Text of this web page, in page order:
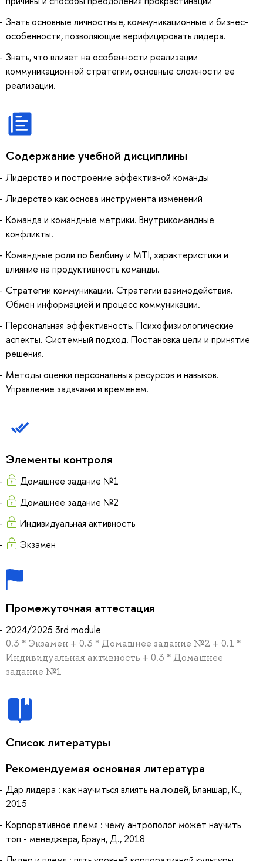
Знать основные личностные, коммуникационные и бизнес-
особенности, позволяющие верифицировать лидера.
Знать, что влияет на особенности реализации
коммуникационной стратегии, основные сложности ее
реализации.
Содержание учебной дисциплины
Лидерство и построение эффективной команды
Лидерство как основа инструмента изменений
Команда и командные метрики. Внутрикомандные
конфликты.
Командные роли по Белбину и MTI, характеристики и
влияние на продуктивность команды.
Стратегии коммуникации. Стратегии взаимодействия.
Обмен информацией и процесс коммуникации.
Персональная эффективность. Психофизиологические
аспекты. Системный подход. Постановка цели и принятие
решения.
Методы оценки персональных ресурсов и навыков.
Управление задачами и временем.
Элементы контроля
Домашнее задание №1
Домашнее задание №2
Индивидуальная активность
Экзамен
Промежуточная аттестация
2024/2025 3rd module
0.3 * Экзамен + 0.3 * Домашнее задание №2 + 0.1 *
Индивидуальная активность + 0.3 * Домашнее
задание №1
Список литературы
Рекомендуемая основная литература
Дар лидера : как научиться влиять на людей, Бланшар, К.,
2015
Корпоративное племя : чему антрополог может научить
топ - менеджера, Браун, Д., 2018